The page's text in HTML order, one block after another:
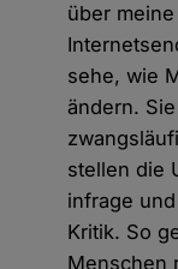
über
sehe, wie
ändern.
stellen die
infrage
Kritik. So
Menschen